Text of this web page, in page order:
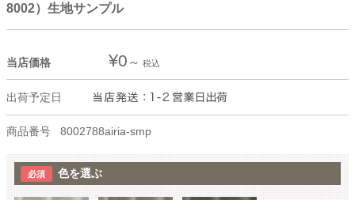
8002）生地サンプル
当店価格 ¥0 税込
出荷予定日
商品番号 8002788airia-smp
色を選ぶ